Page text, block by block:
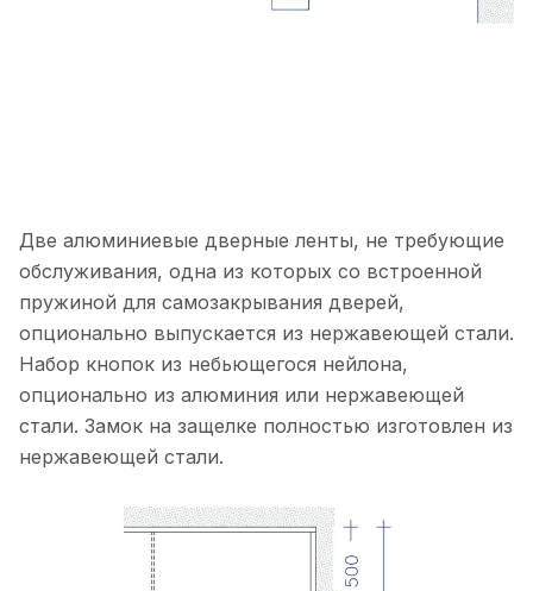
Две алюминиевые дверные ленты, не требующие
обслуживания, одна из которых со встроенной
пружиной для самозакрывания дверей,
опционально выпускается из нержавеющей стали.
Набор кнопок из небьющегося нейлона,
опционально из алюминия или нержавеющей
стали. Замок на защелке полностью изготовлен из
нержавеющей стали.